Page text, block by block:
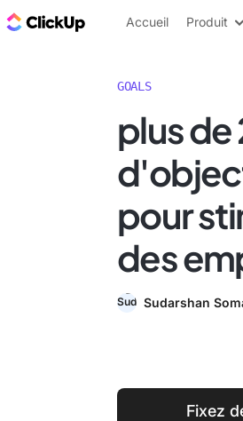
ClickUp Blog
Accueil Produit
GOALS
plus de
pour
des
Sudarshan
Fixez